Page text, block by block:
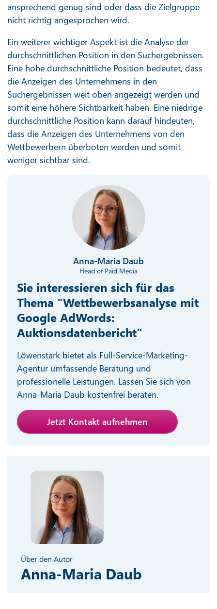
ansprechend genug sind oder dass die Zielgruppe
nicht richtig angesprochen wird.
Ein weiterer wichtiger Aspekt ist die Analyse der
durchschnittlichen Position in den Suchergebnissen.
Eine hohe durchschnittliche Position bedeutet, dass
die Anzeigen des Unternehmens in den
Suchergebnissen weit oben angezeigt werden und
somit eine höhere Sichtbarkeit haben. Eine niedrige
durchschnittliche Position kann darauf hindeuten,
dass die Anzeigen des Unternehmens von den
Wettbewerbern überboten werden und somit
weniger sichtbar sind.
Anna-Maria Daub
Head of Paid Media
Sie interessieren sich für das
Thema "Wettbewerbsanalyse mit
Google AdWords:
Auktionsdatenbericht"
Löwenstark bietet als Full-Service-Marketing-
Agentur umfassende Beratung und
professionelle Leistungen. Lassen Sie sich von
Anna-Maria Daub kostenfrei beraten.
Jetzt Kontakt aufnehmen
Über den Autor
Anna-Maria Daub